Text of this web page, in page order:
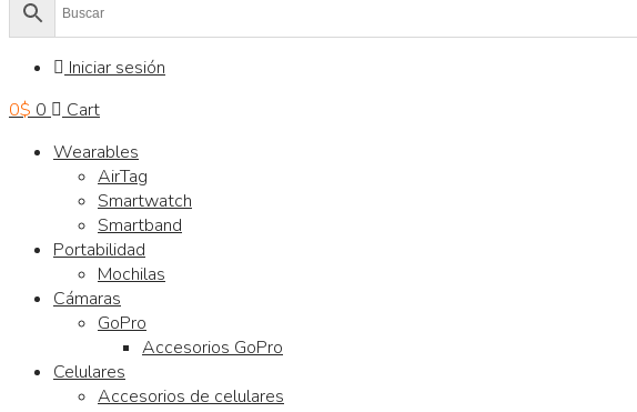
Iniciar sesión
0$ 0
Cart
Wearables
AirTag
Smartwatch
Smartband
Portabilidad
Mochilas
Cámaras
GoPro
Accesorios GoPro
Celulares
Accesorios de celulares